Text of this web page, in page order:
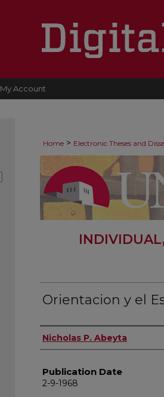
My Account
Home > Electronic Theses and
Orientacion y el
Author
Nicholas P. Abeyta
Publication Date
2-9-1968